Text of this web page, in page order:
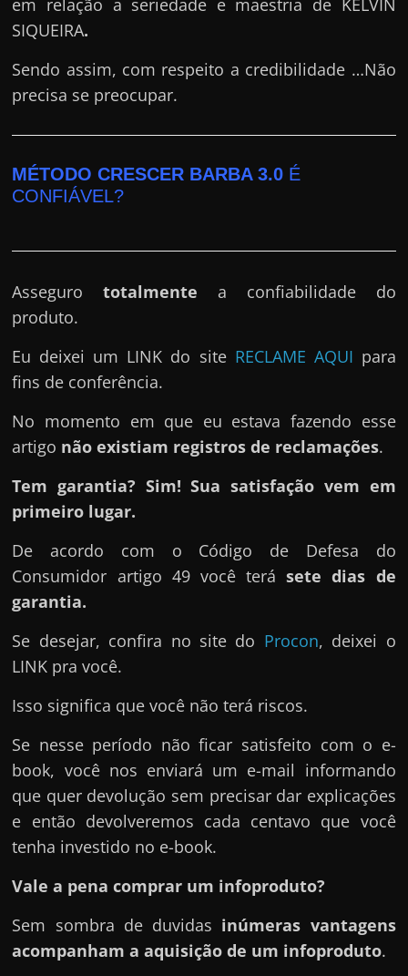
SIQUEIRA.
Sendo assim, com respeito a credibilidade …Não
precisa se preocupar.
MÉTODO CRESCER BARBA 3.0 É
CONFIÁVEL?
Assegurototalmente a confiabilidade do
produto.
Eu deixei um LINK do site RECLAME AQUI para
fins de conferência.
No momento em que eu estava fazendo esse
artigo não existiam registros de reclamações.
Tem garantia? Sim! Sua satisfação vem em
primeiro lugar.
De acordo com o Código de Defesa do
Consumidor artigo 49 você terásete dias de
garantia.
Se desejar, confira no site do Procon, deixei o
LINK pra você.
Isso significa que você não terá riscos.
Se nesse período não ficar satisfeito com o e-
book, você nos enviará um e-mail informando
que quer devolução sem precisar dar explicações
e então devolveremos cada centavo que você
tenha investido no e-book.
Vale a pena comprar um infoproduto?
Sem sombra de duvidas inúmeras vantagens
acompanham a aquisição de um infoproduto.